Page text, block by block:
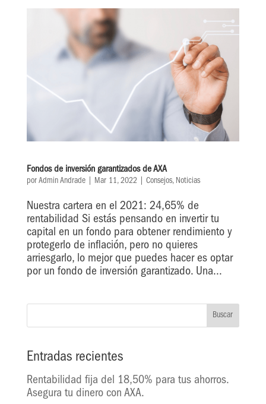
Fondos de inversión garantizados de AXA
por Admin Andrade| Mar 11, 2022 Consejos, Noticias
Nuestra cartera en el 2021: 24,65% de
rentabilidad Si estás pensando en invertir tu
capital en un fondo para obtener rendimiento y
protegerlo de inflación, pero no quieres
arriesgarlo, lo mejor que puedes hacer es optar
por un fondo de inversión garantizado. Una...
Entradas recientes
Rentabilidad fija del 18,50% para tus ahorros.
Asegura tu dinero con AXA.